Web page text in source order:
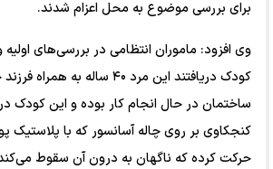
برای بررسی موضوع به محل اعزام شدند.
وی افزود: ماموران انتظامی در بررسی‌های
کودک دریافتند این مرد ۴۰ ساله
ساختمان در حال انجام کار بوده و این کودک
کنجکاوی بر روی چاله آسانسور که با پلاستیک
حرکت کرده که ناگهان به درون آن سقوط